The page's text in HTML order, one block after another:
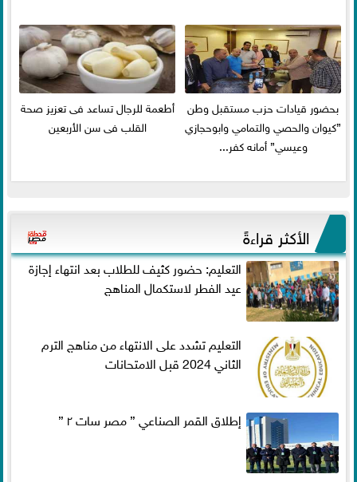
بحضور قيادات حزب مستقبل وطن
”كيوان والحصي والتمامي وابوحجازي
وعيسي” أمانه كفر...
أطعمة للرجال تساعد فى تعزيز صحة
القلب فى سن الأربعين
الأكثر قراءةً
التعليم: حضور كثيف للطلاب بعد انتهاء إجازة
عيد الفطر لاستكمال المناهج
التعليم تشدد على الانتهاء من مناهج الترم
الثاني 2024 قبل الامتحانات
إطلاق القمر الصناعي ” مصر سات ٢ ”